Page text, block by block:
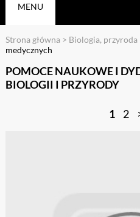
MENU
Strona główna > Biologia, przyroda
medycznych
POMOCE NAUKOWE I
BIOLOGII I PRZYRODY
1 2